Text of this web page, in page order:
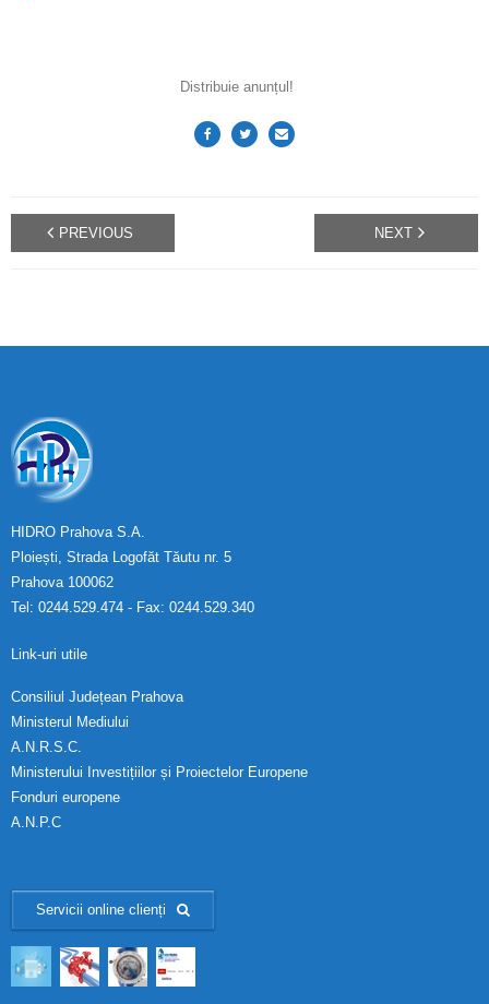
Distribuie anunțul!
PREVIOUS NEXT
HIDRO Prahova S.A.
Ploiești, Strada Logofăt Tăutu nr. 5
Prahova 100062
Tel: 0244.529.474 - Fax: 0244.529.340
Link-uri utile
Consiliul Județean Prahova
Ministerul Mediului
A.N.R.S.C.
Ministerului Investițiilor și Proiectelor Europene
Fonduri europene
A.N.P.C
Servicii online clienți